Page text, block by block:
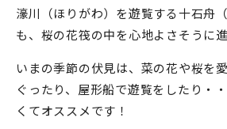
濠川（ほりがわ）を遊覧する十石舟
も、桜の花筏の中を心地よさそうに
いまの季節の伏見は、菜の花や桜を
ぐったり、屋形船で遊覧をしたり・
くてオススメです！